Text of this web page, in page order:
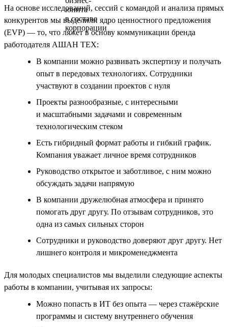
На основе исследований, сессий с командой и анализа прямых
конкурентов мы выделили ядро ценностного предложения
(EVP) — то, что ляжет в основу коммуникации бренда
работодателя АШАН ТЕХ:
В компании можно развивать экспертизу и получать
опыт в передовых технологиях. Сотрудники
участвуют в создании проектов с нуля
Проекты разнообразные, с интересными
и масштабными задачами и современным
технологическим стеком
Есть гибридный формат работы и гибкий график.
Компания уважает личное время сотрудников
Руководство открытое и заботливое, с ним можно
обсуждать задачи напрямую
В компании дружелюбная атмосфера и принято
помогать друг другу. По отзывам сотрудников, это
одна из самых сильных сторон
Сотрудники и руководство доверяют друг другу. Нет
лишнего контроля и микроменеджмента
Для молодых специалистов мы выделили следующие аспекты
работы в компании, учитывая их запросы:
Можно попасть в ИТ без опыта — через стажёрские
программы и систему внутреннего обучения